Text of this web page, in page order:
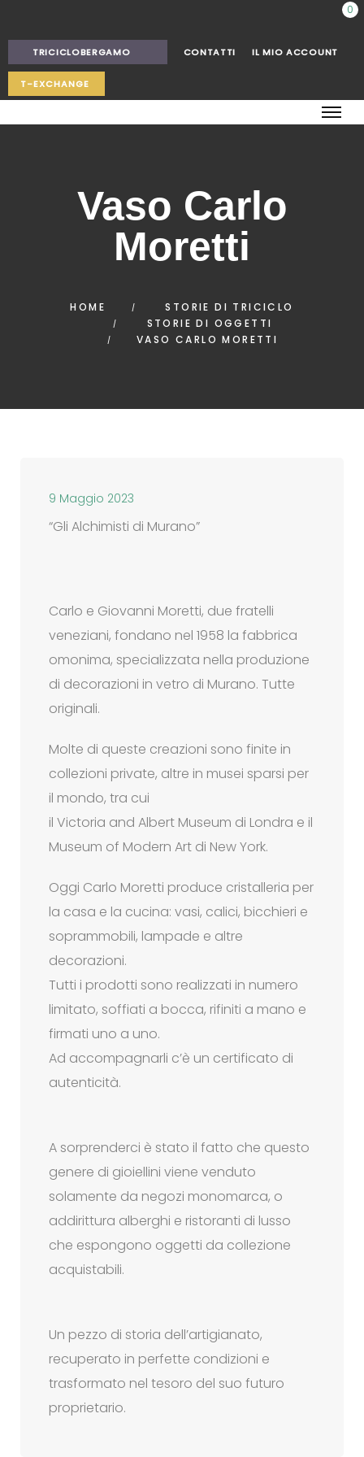
0
TRICICLOBERGAMO CONTATTI IL MIO ACCOUNT
T-EXCHANGE
Vaso Carlo
Moretti
HOME
STORIE DI TRICICLO
STORIE DI OGGETTI
VASO CARLO MORETTI
9 Maggio 2023
“Gli Alchimisti di Murano”
Carlo e Giovanni Moretti, due fratelli
veneziani, fondano nel 1958 la fabbrica
omonima, specializzata nella produzione
di decorazioni in vetro di Murano. Tutte
originali.
Molte di queste creazioni sono finite in
collezioni private, altre in musei sparsi per
il mondo, tra cui
il Victoria and Albert Museum di Londra e il
Museum of Modern Art di New York.
Oggi Carlo Moretti produce cristalleria per
la casa e la cucina: vasi, calici, bicchieri e
soprammobili, lampade e altre
decorazioni.
Tutti i prodotti sono realizzati in numero
limitato, soffiati a bocca, rifiniti a mano e
firmati uno a uno.
Ad accompagnarli c’è un certificato di
autenticità.
A sorprenderci è stato il fatto che questo
genere di gioiellini viene venduto
solamente da negozi monomarca, o
addirittura alberghi e ristoranti di lusso
che espongono oggetti da collezione
acquistabili.
Un pezzo di storia dell’artigianato,
recuperato in perfette condizioni e
trasformato nel tesoro del suo futuro
proprietario.